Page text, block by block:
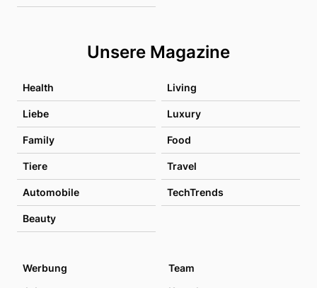
Unsere Magazine
Health Living
Liebe Luxury
Family Food
Tiere Travel
Automobile TechTrends
Beauty
Werbung
Team